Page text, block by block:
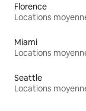
Florence
Miami
Seattle